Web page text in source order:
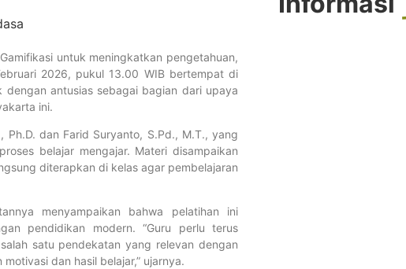
Lazismu SMP Muhammadiyah 10 Yogyakarta
Lewat PKD Taruna Melati I
Sampah dan DBC : Sinergi Menuju Sekolah Berkemajuan dan
untuk meningkatkan pengetahuan,
2026, pukul 13.00 WIB bertempat di
antusias sebagai bagian dari upaya
ini.
Ph.D. dan Farid Suryanto, S.Pd., M.T., yang
belajar mengajar. Materi disampaikan
diterapkan di kelas agar pembelajaran
menyampaikan bahwa pelatihan ini
pendidikan modern. “Guru perlu terus
satu pendekatan yang relevan dengan
dan hasil belajar,” ujarnya.